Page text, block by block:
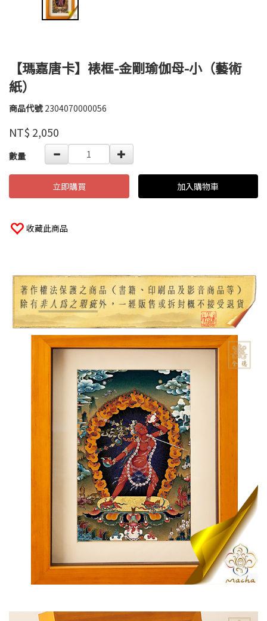
【瑪嘉唐卡】裱框-金剛瑜伽母-小（藝術
紙）
商品代號 2304070000056
2304070000056
品牌
嘉
NT$ 2,050
GOODS000000000000002068112
數量
立即購買 加入購物車
收藏此商品